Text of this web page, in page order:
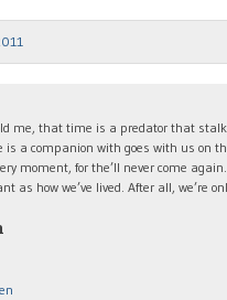
me, that time is a predator that
is a companion with goes with us on
moment, for the’ll never come
as how we’ve lived. After all, we’re